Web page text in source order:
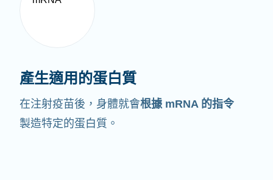
產生適用的蛋白質
在注射疫苗後，身體就會根據 mRNA 的指令
製造特定的蛋白質。